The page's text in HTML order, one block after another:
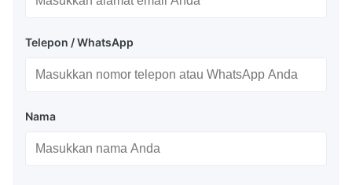
Telepon / WhatsApp
Nama